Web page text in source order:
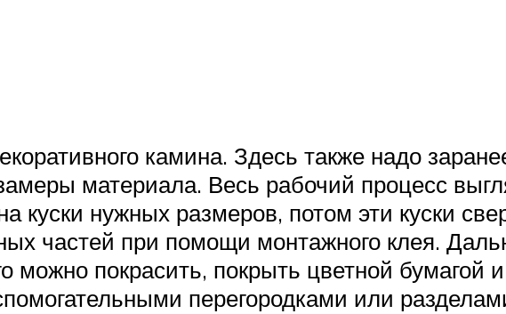
камина. Здесь также надо
материала. Весь рабочий процесс
куски нужных размеров, потом эти куски
частей при помощи монтажного клея.
можно покрасить, покрыть цветной бумагой
перегородками или